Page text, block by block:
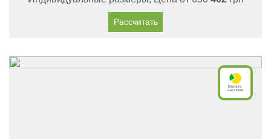
Рассчитать